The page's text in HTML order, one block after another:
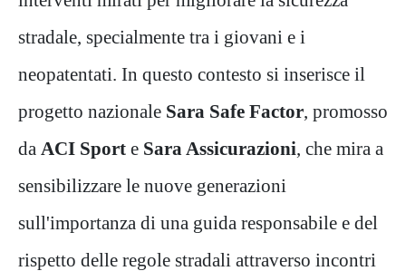
stradale, specialmente tra i giovani e i
neopatentati. In questo contesto si inserisce il
progetto nazionale Sara Safe Factor, promosso
da ACI Sport e Sara Assicurazioni, che mira a
sensibilizzare le nuove generazioni
sull'importanza di una guida responsabile e del
rispetto delle regole stradali attraverso incontri